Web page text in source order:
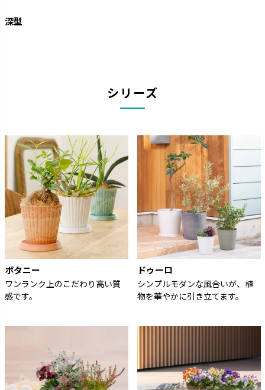
深型
シリーズ
ボタニー
ワンランク上のこだわり高い質
感です。
ドゥーロ
シンプルモダンな風合いが、植
物を華やかに引き立てます。